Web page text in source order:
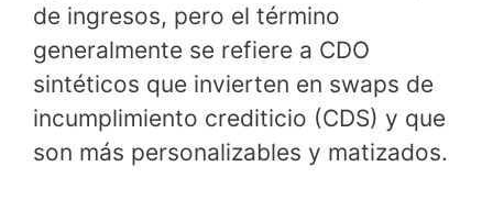
de ingresos, pero el término
generalmente se refiere a CDO
sintéticos que invierten en swaps de
incumplimiento crediticio (CDS) y que
son más personalizables y matizados.